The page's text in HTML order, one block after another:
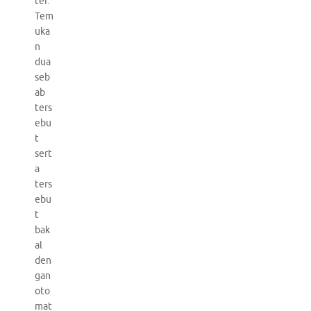
Tem
uka
n
dua
seb
ab
ters
ebu
t
sert
a
ters
ebu
t
bak
al
den
gan
oto
mat